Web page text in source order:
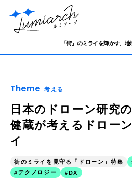
「街」のミライを輝かす、
Theme 考える
日本のドローン研究
健蔵が考えるドロー
イ
街のミライを見守る「ドローン」特集
テクノロジー
DX